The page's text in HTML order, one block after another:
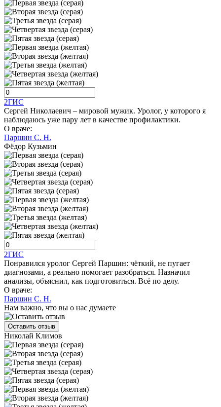
2ГИС
Сергей Николаевич – мировой мужик. Уролог, у которого я
наблюдаюсь уже пару лет в качестве профилактики.
О враче:
Паршин С. Н.
Фёдор Кузьмин
2ГИС
Понравился уролог Сергей Паршин: чёткий, не пугает
диагнозами, а реально помогает разобраться. Назначил
анализы, объяснил, как подготовиться. Всё по делу.
О враче:
Паршин С. Н.
Нам важно, что вы о нас думаете
Оставить отзыв
Николай Климов